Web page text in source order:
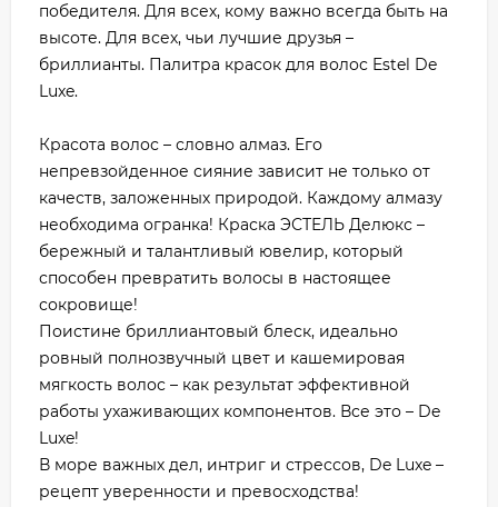
победителя. Для всех, кому важно всегда быть на
высоте. Для всех, чьи лучшие друзья –
бриллианты. Палитра красок для волос Estel De
Luxe.
Красота волос – словно алмаз. Его
непревзойденное сияние зависит не только от
качеств, заложенных природой. Каждому алмазу
необходима огранка! Краска ЭСТЕЛЬ Делюкс –
бережный и талантливый ювелир, который
способен превратить волосы в настоящее
сокровище!
Поистине бриллиантовый блеск, идеально
ровный полнозвучный цвет и кашемировая
мягкость волос – как результат эффективной
работы ухаживающих компонентов. Все это – De
Luxe!
В море важных дел, интриг и стрессов, De Luxe –
рецепт уверенности и превосходства!